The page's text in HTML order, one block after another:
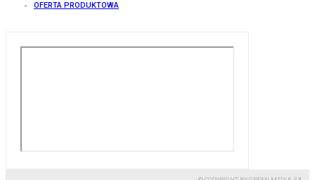
OFERTA PRODUKTOWA